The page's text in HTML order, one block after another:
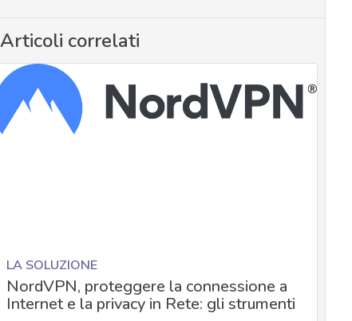
Articoli correlati
LA SOLUZIONE
NordVPN, proteggere la connessione a
Internet e la privacy in Rete: gli strumenti